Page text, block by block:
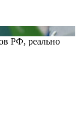
РФ, реально